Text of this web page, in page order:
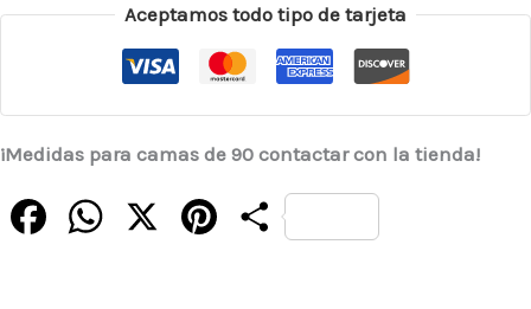
Aceptamos todo tipo de tarjeta
¡Medidas para camas de 90 contactar con la tienda!
FacebookWhatsApp PinterestCompartir